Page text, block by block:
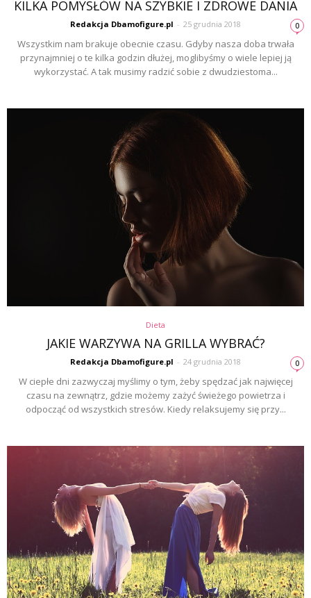
KILKA POMYSŁÓW NA SZYBKIE I ZDROWE DANIA
Redakcja Dbamofigure.pl - 25 grudnia 2018 0
Wszystkim nam brakuje obecnie czasu. Gdyby nasza doba trwała
przynajmniej o te kilka godzin dłużej, moglibyśmy o wiele lepiej ją
wykorzystać. A tak musimy radzić sobie z dwudziestoma...
Dieta
JAKIE WARZYWA NA GRILLA WYBRAĆ?
Redakcja Dbamofigure.pl - 24 grudnia 2018 0
W ciepłe dni zazwyczaj myślimy o tym, żeby spędzać jak najwięcej
czasu na zewnątrz, gdzie możemy zażyć świeżego powietrza i
odpocząć od wszystkich stresów. Kiedy relaksujemy się przy...